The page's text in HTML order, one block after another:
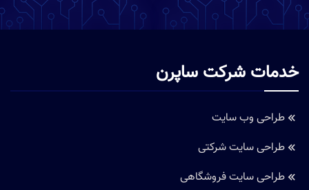
خدمات شرکت ساپرن
طراحی وب سایت
طراحی سایت شرکتی
طراحی سایت فروشگاهی